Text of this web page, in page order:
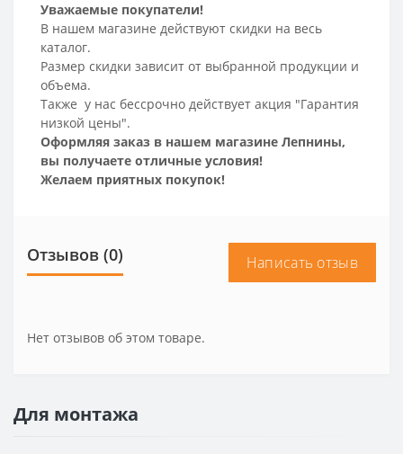
Уважаемые покупатели!
В нашем магазине действуют скидки на весь
каталог.
Размер скидки зависит от выбранной продукции и
объема.
Также у нас бессрочно действует акция "Гарантия
низкой цены".
Оформляя заказ в нашем магазине Лепнины,
вы получаете отличные условия!
Желаем приятных покупок!
Отзывов (0) Написать отзыв
Нет отзывов об этом товаре.
Для монтажа